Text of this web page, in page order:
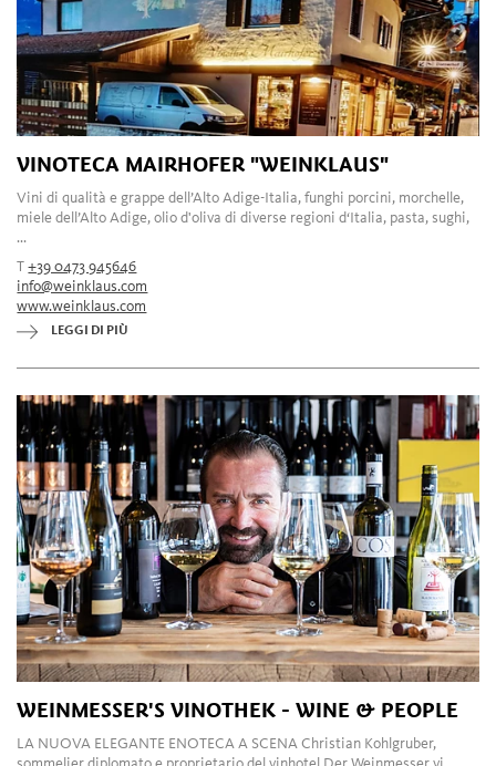
VINOTECA MAIRHOFER "WEINKLAUS"
Vini di qualità e grappe dell’Alto Adige-Italia, funghi porcini, morchelle,
miele dell’Alto Adige, olio d'oliva di diverse regioni d‘Italia, pasta, sughi,
...
T+39 0473 945646
info@weinklaus.com
www.weinklaus.com
LEGGI DI PIÙ
WEINMESSER'S VINOTHEK - WINE & PEOPLE
LA NUOVA ELEGANTE ENOTECA A SCENA Christian Kohlgruber,